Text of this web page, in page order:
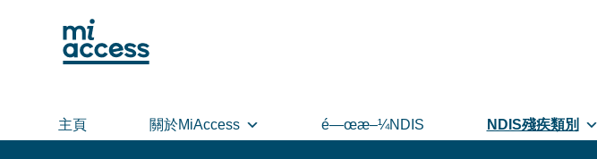
主頁 關於MiAccess é—œæ–¼NDIS NDIS殘疾類別